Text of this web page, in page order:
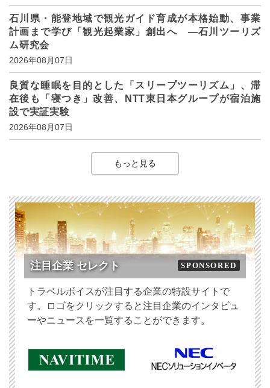
石川県・能登地域で観光ガイド育成が本格始動、事業
計画まで学び「観光起業家」創出へ ―石川ツーリズ
ム研究会
2026年08月07日
良質な睡眠を目的とした「スリープツーリズム」、滞
在後も「寝つき」改善、NTT東日本グループが宿泊施
設で実証実験
2026年08月07日
もっと見る
注目企業 セレクト SPONSORED
トラベルボイスが注目する企業の特設サイトで
す。ロゴをクリックすると注目企業のインタビュ
ーやニュースを一覧することができます。